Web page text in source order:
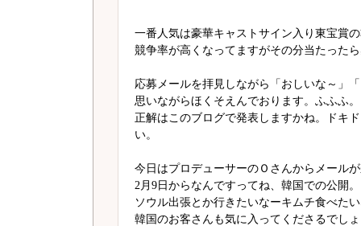
一番人気は豪華キャストサイン入り東宝賞
競争率が高くなってますがその分当たった
応募メールを拝見しながら「おしいな～」
思いながらほくそえんでおります。ふふふ。
正解はこのブログで発表しますかね。ドキ
い。
今日はプロデューサーのＯさんからメール
2月9日からなんですってね、韓国での公開。
ソウル出張とか行きたいなーキムチ食べた
韓国のお客さんも気に入ってくださるでし